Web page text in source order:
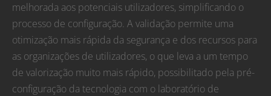
melhorada aos potenciais utilizadores, simplificando o
processo de configuração. A validação permite uma
otimização mais rápida da segurança e dos recursos para
as organizações de utilizadores, o que leva a um tempo
de valorização muito mais rápido, possibilitado pela pré-
configuração da tecnologia com o laboratório de